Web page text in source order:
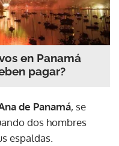
en Panamá
pagar?
de Panamá, se
dos hombres
espaldas.